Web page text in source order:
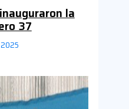
la
37